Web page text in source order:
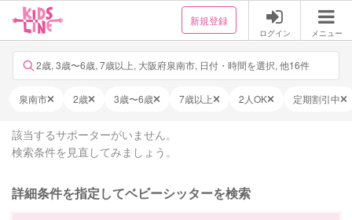
新規登録
ログイン メニュー
2歳, 3歳〜6歳, 7歳以上, 大阪府泉南市, 日付・時間を選択, 他16件
泉南市 2歳 3歳〜6歳 7歳以上 2人OK 定期割引中
該当するサポーターがいません。
検索条件を見直してみましょう。
詳細条件を指定してベビーシッターを検索